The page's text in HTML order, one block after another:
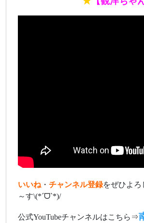
いいね ・ チャンネル登録をぜひよろ
～す\(*ˊᗜˋ*)/
公式YouTubeチャンネルはこちら⇒